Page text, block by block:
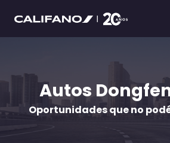
Autos
Oportunidades que no